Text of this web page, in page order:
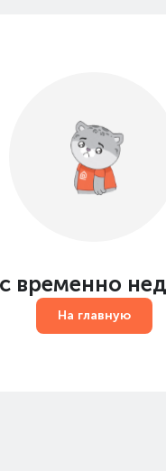
временно
На главную